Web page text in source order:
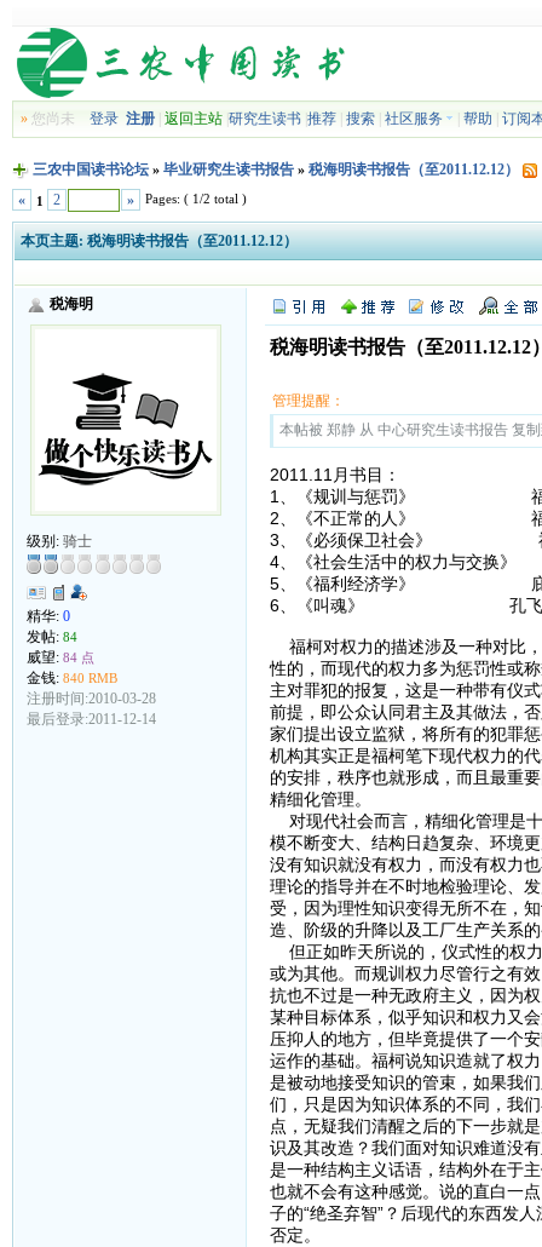
»您尚未 登录 注册| 返回主站| 研究生读书| 推荐| 搜索| 社区服务 帮助 订阅
三农中国读书论坛» 毕业研究生读书报告» 税海明读书报告（至2011.12.12）
«
1 2 » Pages: ( 1/2 total )
本页主题: 税海明读书报告（至2011.12.12）
税海明
级别: 骑士
精华: 0
发帖: 84
威望: 84 点
金钱: 840 RMB
注册时间:2010-03-28
最后登录:2011-12-14
税海明读书报告（至2011.12.12
管理提醒：
本帖被 郑静 从 中心研究生读书报告 复
2011.11月书目：
1、《规训与惩罚》 福
2、《不正常的人》 福
3、《必须保卫社会》
4、《社会生活中的权力与交
5、《福利经济学》 庇
6、《叫魂》 孔飞
福柯对权力的描述涉及一种对比
性的，而现代的权力多为惩罚性或
主对罪犯的报复，这是一种带有仪
前提，即公众认同君主及其做法，
家们提出设立监狱，将所有的犯罪
机构其实正是福柯笔下现代权力的
的安排，秩序也就形成，而且最重
精细化管理。
对现代社会而言，精细化管理是
模不断变大、结构日趋复杂、环境
没有知识就没有权力，而没有权力
理论的指导并在不时地检验理论、
受，因为理性知识变得无所不在，
造、阶级的升降以及工厂生产关系
但正如昨天所说的，仪式性的权
或为其他。而规训权力尽管行之有
抗也不过是一种无政府主义，因为
某种目标体系，似乎知识和权力又
压抑人的地方，但毕竟提供了一个
运作的基础。福柯说知识造就了权
是被动地接受知识的管束，如果我
们，只是因为知识体系的不同，我
点，无疑我们清醒之后的下一步就
识及其改造？我们面对知识难道没
是一种结构主义话语，结构外在于
也就不会有这种感觉。说的直白一
子的“绝圣弃智”？后现代的东西发
否定。